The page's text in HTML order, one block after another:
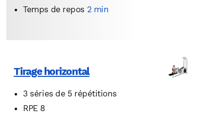
Temps de repos 2 min
Tirage horizontal
3 séries de 5 répétitions
RPE 8